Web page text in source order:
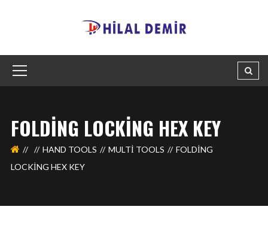
FOLDING LOCKING HEX KEY
HAND TOOLS MULTI TOOLS
FOLDING
LOCKING HEX KEY